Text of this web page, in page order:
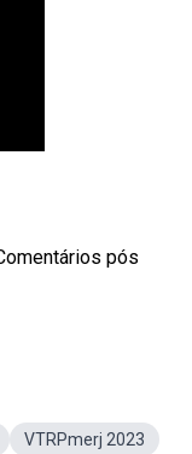
pós
VTRPmerj 2023